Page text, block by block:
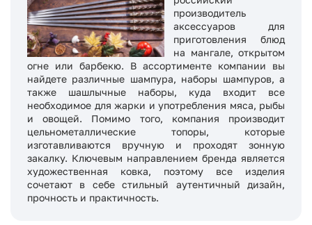
производитель
аксессуаров для
приготовления блюд
на мангале, открытом
огне или барбекю. В ассортименте компании вы
найдете различные шампура, наборы шампуров, а
также шашлычные наборы, куда входит все
необходимое для жарки и употребления мяса, рыбы
и овощей. Помимо того, компания производит
цельнометаллические топоры, которые
изготавливаются вручную и проходят зонную
закалку. Ключевым направлением бренда является
художественная ковка, поэтому все изделия
сочетают в себе стильный аутентичный дизайн,
прочность и практичность.